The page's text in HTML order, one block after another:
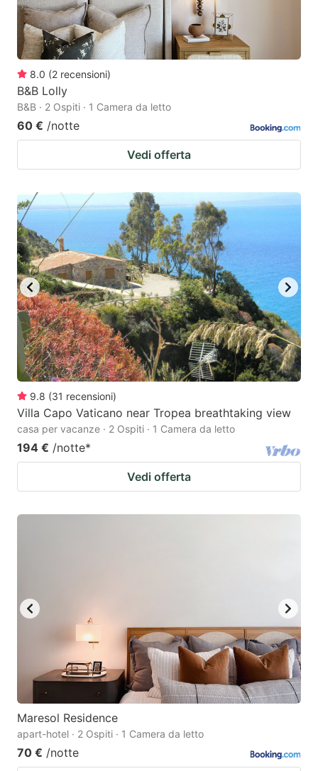
8.0 (2 recensioni)
B&B Lolly
B&B · 2 Ospiti · 1 Camera da letto
60 € /notte
Vedi offerta
9.8 (31 recensioni)
Villa Capo Vaticano near Tropea breathtaking view
casa per vacanze · 2 Ospiti · 1 Camera da letto
194 € /notte*
Vedi offerta
Maresol Residence
apart-hotel · 2 Ospiti · 1 Camera da letto
70 € /notte